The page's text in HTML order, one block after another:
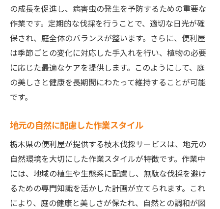
の成長を促進し、病害虫の発生を予防するための重要な
作業です。定期的な伐採を行うことで、適切な日光が確
保され、庭全体のバランスが整います。さらに、便利屋
は季節ごとの変化に対応した手入れを行い、植物の必要
に応じた最適なケアを提供します。このようにして、庭
の美しさと健康を長期間にわたって維持することが可能
です。
地元の自然に配慮した作業スタイル
栃木県の便利屋が提供する枝木伐採サービスは、地元の
自然環境を大切にした作業スタイルが特徴です。作業中
には、地域の植生や生態系に配慮し、無駄な伐採を避け
るための専門知識を活かした計画が立てられます。これ
により、庭の健康と美しさが保たれ、自然との調和が図